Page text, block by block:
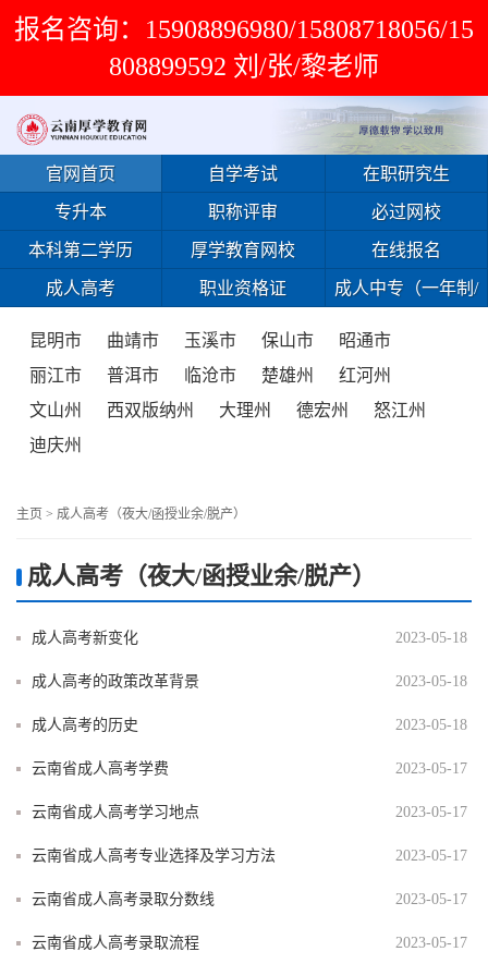
报名咨询：15908896980/15808718056/15
808899592 刘/张/黎老师
官网首页 自学考试 在职研究生
专升本 职称评审 必过网校
本科第二学历 厚学教育网校 在线报名
成人高考 职业资格证 成人中专（一年制/
昆明市 曲靖市 玉溪市 保山市
昭通市
丽江市
普洱市 临沧市 楚雄州
红河州
文山州
西双版纳州 大理州 德宏州
怒江州
迪庆州
主页 > 成人高考（夜大/函授业余/脱产）
成人高考（夜大/函授业余/脱产）
2023-05-18
成人高考新变化
2023-05-18
成人高考的政策改革背景
2023-05-18
成人高考的历史
2023-05-17
云南省成人高考学费
2023-05-17
云南省成人高考学习地点
2023-05-17
云南省成人高考专业选择及学习方法
2023-05-17
云南省成人高考录取分数线
2023-05-17
云南省成人高考录取流程